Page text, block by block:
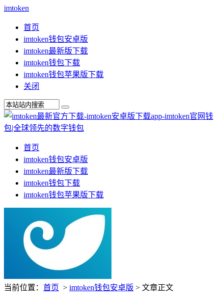
imtoken
首页
imtoken钱包安卓版
imtoken最新版下载
imtoken钱包下载
imtoken钱包苹果版下载
关闭
首页
imtoken钱包安卓版
imtoken最新版下载
imtoken钱包下载
imtoken钱包苹果版下载
当前位置： 首页 > imtoken钱包安卓版 > 文章正文